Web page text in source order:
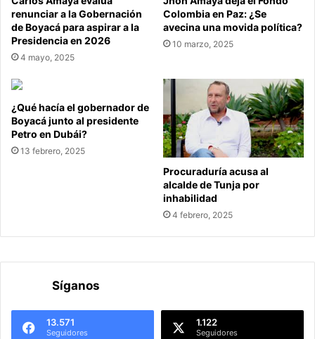
renunciar a la Gobernación
de Boyacá para aspirar a la
Presidencia en 2026
4 mayo, 2025
Colombia en Paz: ¿Se
avecina una movida política?
10 marzo, 2025
¿Qué hacía el gobernador de
Boyacá junto al presidente
Petro en Dubái?
13 febrero, 2025
Procuraduría acusa al
alcalde de Tunja por
inhabilidad
4 febrero, 2025
Síganos
13.571
Seguidores
1.122
Seguidores